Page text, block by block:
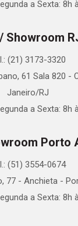
a Sexta: 8h
Showroom
(21) 3173-3320
61 Sala 820 -
Janeiro/RJ
a Sexta: 8h
Porto
(51) 3554-0674
77 - Anchieta -
a Sexta: 8h